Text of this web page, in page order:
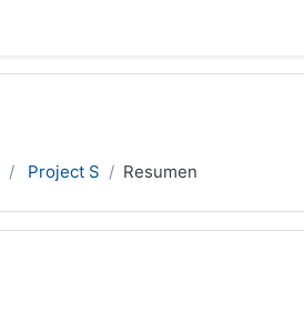
Project S Resumen